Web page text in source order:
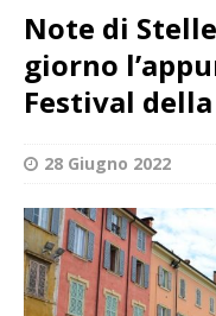
Note di
giorno
Festival
28 Giugno 2022